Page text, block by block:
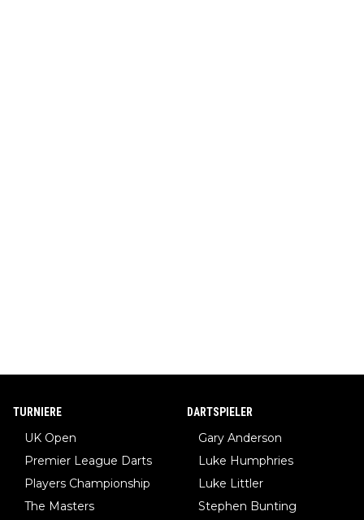
TURNIERE
UK Open
Premier League Darts
Players Championship
The Masters
DARTSPIELER
Gary Anderson
Luke Humphries
Luke Littler
Stephen Bunting